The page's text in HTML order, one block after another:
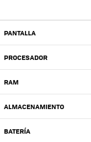
PANTALLA
PROCESADOR
RAM
ALMACENAMIENTO
BATERÍA